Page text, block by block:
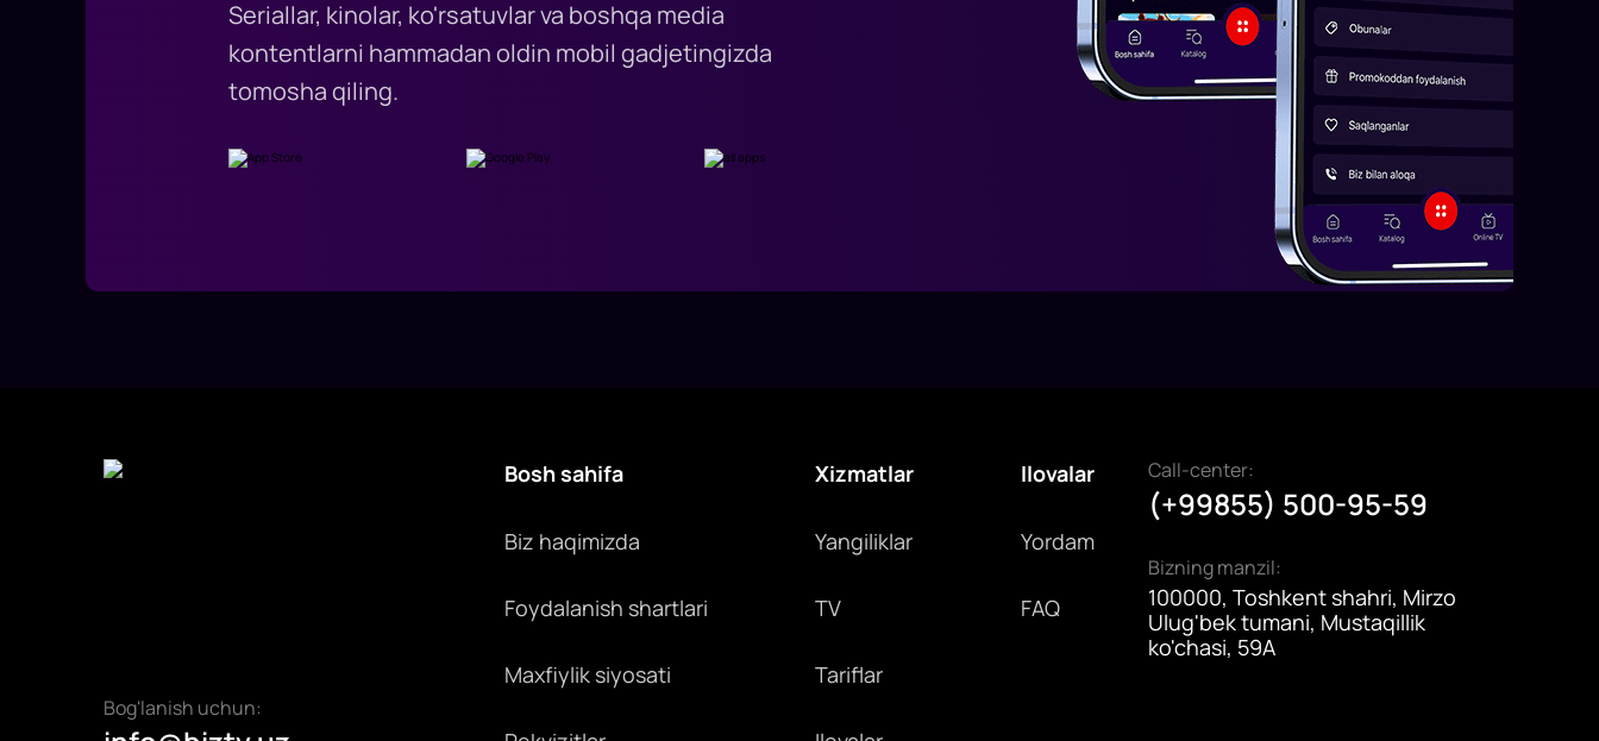
Seriallar, kinolar, ko'rsatuvlar va boshqa media
kontentlarni hammadan oldin mobil gadjetingizda
tomosha qiling.
Bog'lanish uchun:
Bosh sahifa
Biz haqimizda
Foydalanish shartlari
Maxfiylik siyosati
Xizmatlar
Yangiliklar
TV
Tariflar
Ilovalar
Yordam
FAQ
Call-center:
(+99855) 500-95-59
Bizning manzil:
100000, Toshkent shahri, Mirzo
Ulug'bek tumani, Mustaqillik
ko'chasi, 59A